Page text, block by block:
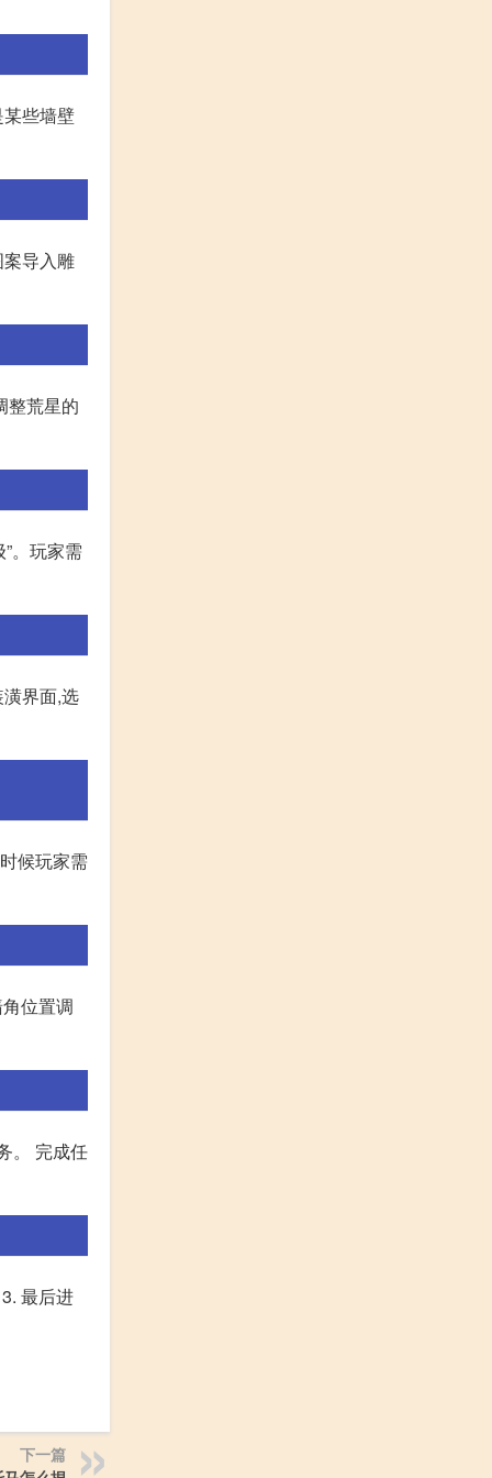
些墙壁
导入雕
整荒星的
。玩家需
界面,选
候玩家需
位置调
。 完成任
最后进
下一篇